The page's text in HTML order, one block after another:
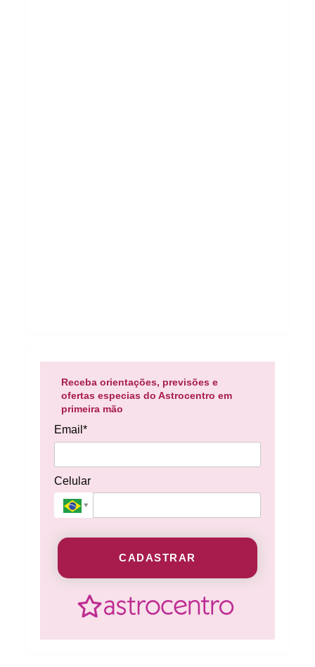
Receba orientações, previsões e
ofertas especias do Astrocentro em
primeira mão
Email*
Celular
CADASTRAR